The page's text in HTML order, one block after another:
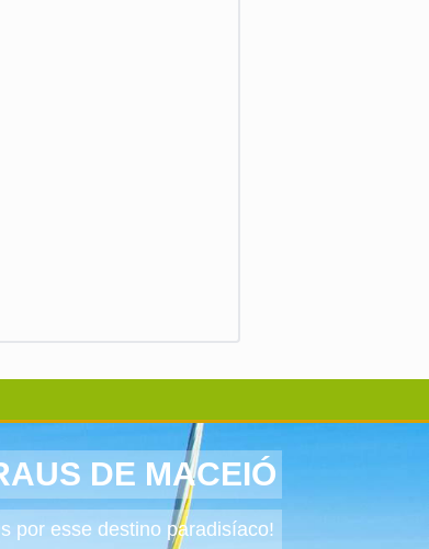
DE MACEIÓ
por esse destino paradisíaco!